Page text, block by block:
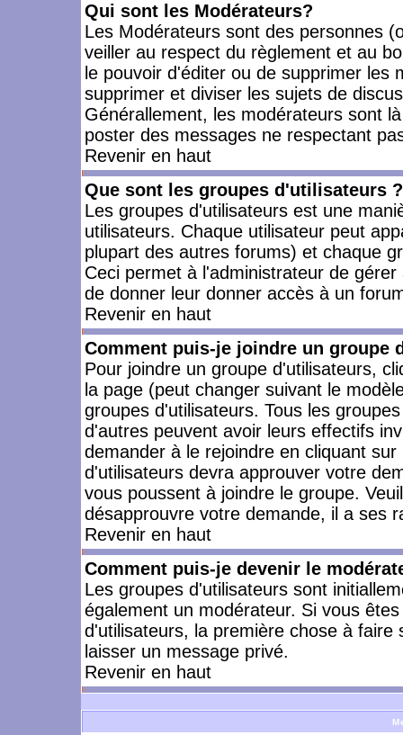
Qui sont les Modérateurs?
Les Modérateurs sont des personnes
veiller au respect du règlement et au
le pouvoir d'éditer ou de supprimer les
supprimer et diviser les sujets de
Générallement, les modérateurs sont
poster des messages ne respectant
Revenir en haut
Que sont les groupes d'utilisateurs ?
Les groupes d'utilisateurs est une
utilisateurs. Chaque utilisateur peut
plupart des autres forums) et chaque
Ceci permet à l'administrateur de
de donner leur donner accès à un
Revenir en haut
Comment puis-je joindre un groupe
Pour joindre un groupe d'utilisateurs,
la page (peut changer suivant le
groupes d'utilisateurs. Tous les
d'autres peuvent avoir leurs effectifs
demander à le rejoindre en cliquant
d'utilisateurs devra approuver votre
vous poussent à joindre le groupe.
désapprouvre votre demande, il a ses
Revenir en haut
Comment puis-je devenir le
Les groupes d'utilisateurs sont
également un modérateur. Si vous
d'utilisateurs, la première chose à
laisser un message privé.
Revenir en haut